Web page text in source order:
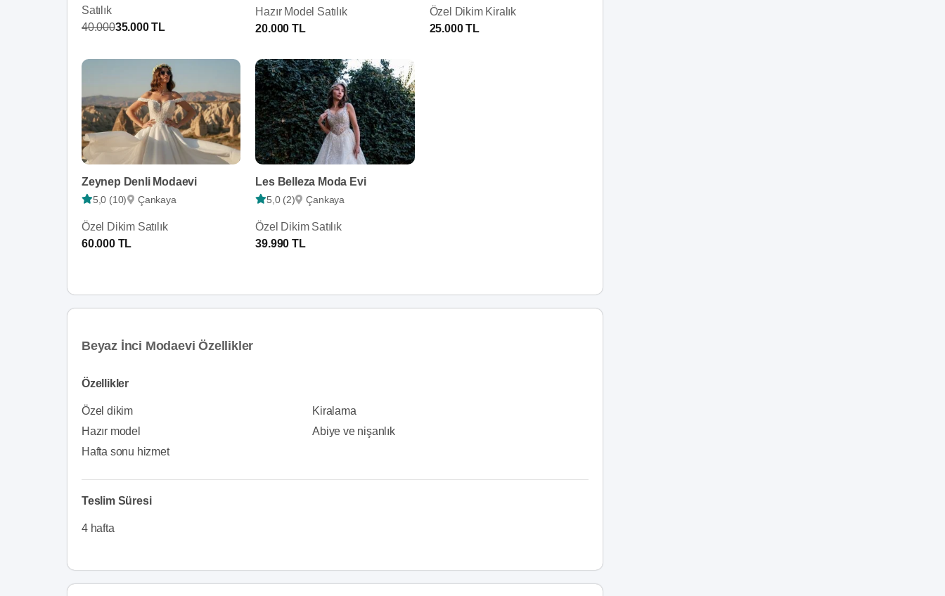
Satılık
40.00035.000 TL
Hazır Model Satılık
20.000 TL
Özel Dikim Kiralık
25.000 TL
Zeynep Denli Modaevi
5,0 (10) Çankaya
Özel Dikim Satılık
60.000 TL
Les Belleza Moda Evi
5,0 (2) Çankaya
Özel Dikim Satılık
39.990 TL
Beyaz İnci Modaevi Özellikler
Özellikler
Özel dikim
Kiralama
Hazır model
Abiye ve nişanlık
Hafta sonu hizmet
Teslim Süresi
4 hafta